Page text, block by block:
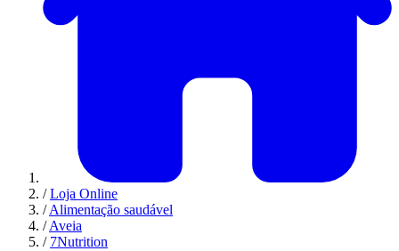
/ Loja Online
/Alimentação saudável
/Aveia
/ 7Nutrition